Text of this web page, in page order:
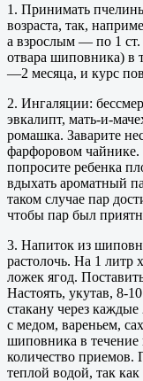
1. Принимать
возраста, так,
а взрослым — по 1 ст.
отвара шиповника) в
—2 месяца, и курс
2. Ингаляции:
эвкалипт, мать-и-
ромашка. Заварите
фарфоровом чайнике.
попросите ребенка
вдыхать ароматный
таком случае пар
чтобы пар был
3. Напиток из
растолочь. На 1 литр
ложек ягод.
Настоять, укутав, 8-
стакану через
с медом, вареньем,
шиповника в течение
количество приемов.
теплой водой, так как